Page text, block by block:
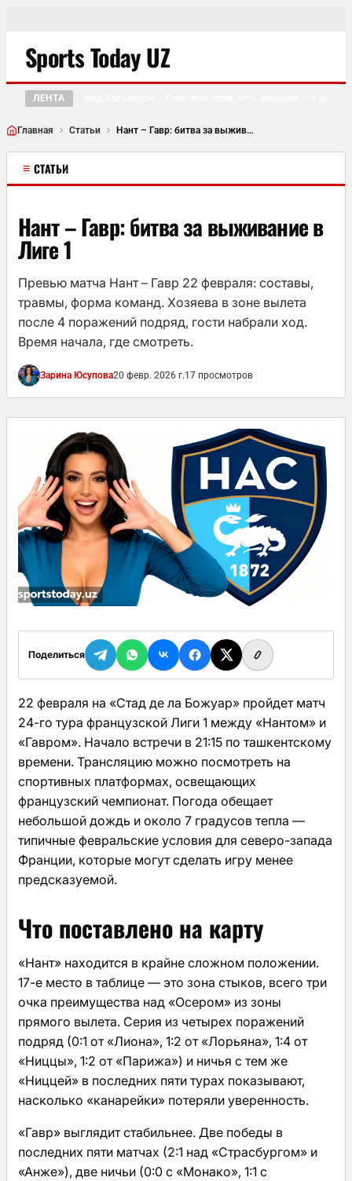
Sports Today UZ
ЛЕНТА
●
Главная Статьи Нант – Гавр: битва за выживание в Лиге 1
≡ СТАТЬИ
Нант – Гавр: битва за выживание в
Лиге 1
Превью матча Нант – Гавр 22 февраля: составы,
травмы, форма команд. Хозяева в зоне вылета
после 4 поражений подряд, гости набрали ход.
Время начала, где смотреть.
Зарина Юсупова20 февр. 2026 г.17 просмотров
Поделиться
22 февраля на «Стад де ла Божуар» пройдет матч
24-го тура французской Лиги 1 между «Нантом» и
«Гавром». Начало встречи в 21:15 по ташкентскому
времени. Трансляцию можно посмотреть на
спортивных платформах, освещающих
французский чемпионат. Погода обещает
небольшой дождь и около 7 градусов тепла —
типичные февральские условия для северо-запада
Франции, которые могут сделать игру менее
предсказуемой.
Что поставлено на карту
«Нант» находится в крайне сложном положении.
17-е место в таблице — это зона стыков, всего три
очка преимущества над «Осером» из зоны
прямого вылета. Серия из четырех поражений
подряд (0:1 от «Лиона», 1:2 от «Лорьяна», 1:4 от
«Ниццы», 1:2 от «Парижа») и ничья с тем же
«Ниццей» в последних пяти турах показывают,
насколько «канарейки» потеряли уверенность.
«Гавр» выглядит стабильнее. Две победы в
последних пяти матчах (2:1 над «Страсбургом» и
«Анже»), две ничьи (0:0 с «Монако», 1:1 с